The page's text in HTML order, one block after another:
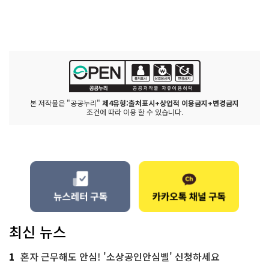
본 저작물은 "공공누리" 제4유형:출처표시+상업적 이용금지+변경금지
조건에 따라 이용 할 수 있습니다.
최신 뉴스
1 혼자 근무해도 안심! '소상공인안심벨' 신청하세요